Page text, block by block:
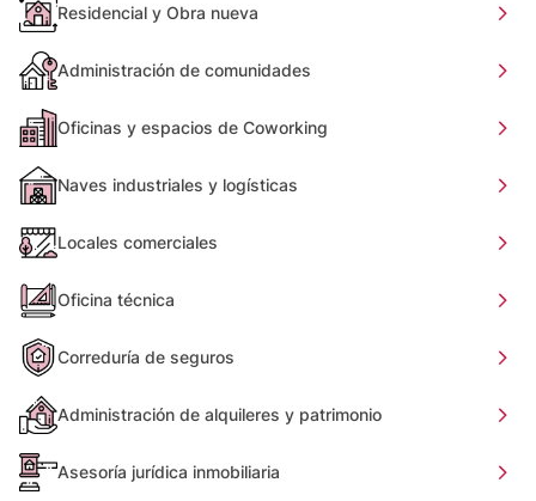
Residencial y Obra nueva
Administración de comunidades
Oficinas y espacios de Coworking
Naves industriales y logísticas
Locales comerciales
Oficina técnica
Correduría de seguros
Administración de alquileres y patrimonio
Asesoría jurídica inmobiliaria